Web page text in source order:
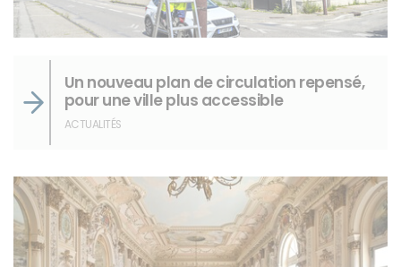
Un nouveau plan de circulation repensé,
pour une ville plus accessible
ACTUALITÉS